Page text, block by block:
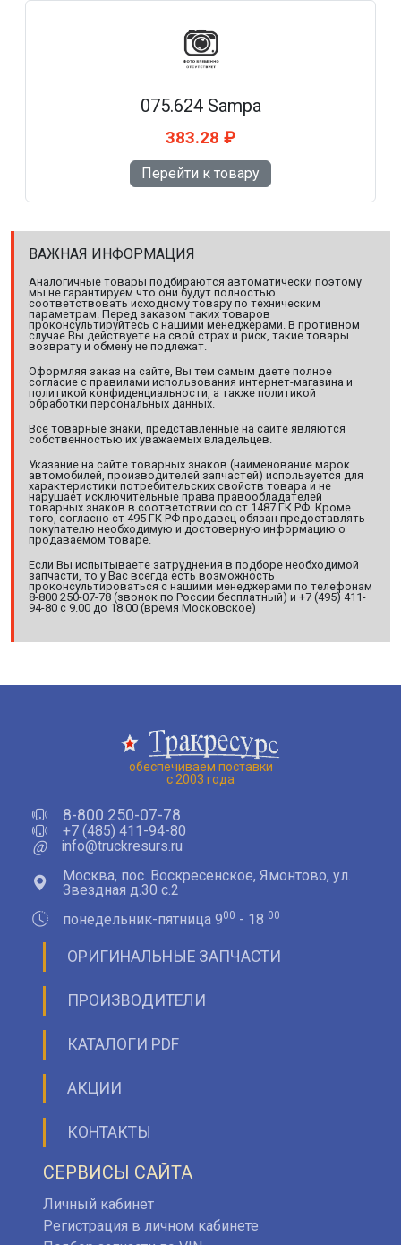
075.624 Sampa
383.28 ₽
Перейти к товару
ВАЖНАЯ ИНФОРМАЦИЯ
Аналогичные товары подбираются автоматически поэтому
мы не гарантируем что они будут полностью
соответствовать исходному товару по техническим
параметрам. Перед заказом таких товаров
проконсультируйтесь с нашими менеджерами. В противном
случае Вы действуете на свой страх и риск, такие товары
возврату и обмену не подлежат.
Оформляя заказ на сайте, Вы тем самым даете полное
согласие с правилами использования интернет-магазина и
политикой конфиденциальности, а также политикой
обработки персональных данных.
Все товарные знаки, представленные на сайте являются
собственностью их уважаемых владельцев.
Указание на сайте товарных знаков (наименование марок
автомобилей, производителей запчастей) используется для
характеристики потребительских свойств товара и не
нарушает исключительные права правообладателей
товарных знаков в соответствии со ст 1487 ГК РФ. Кроме
того, согласно ст 495 ГК РФ продавец обязан предоставлять
покупателю необходимую и достоверную информацию о
продаваемом товаре.
Если Вы испытываете затруднения в подборе необходимой
запчасти, то у Вас всегда есть возможность
проконсультироваться с нашими менеджерами по телефонам
8-800 250-07-78 (звонок по России бесплатный) и +7 (495) 411-
94-80 с 9.00 до 18.00 (время Московское)
обеспечиваем поставки
с 2003 года
8-800 250-07-78
+7 (485) 411-94-80
@
info@truckresurs.ru
Москва, пос. Воскресенское, Ямонтово, ул.
Звездная д.30 с.2
понедельник-пятница 900 - 18 00
ОРИГИНАЛЬНЫЕ ЗАПЧАСТИ
ПРОИЗВОДИТЕЛИ
КАТАЛОГИ PDF
АКЦИИ
КОНТАКТЫ
СЕРВИСЫ САЙТА
Личный кабинет
Регистрация в личном кабинете